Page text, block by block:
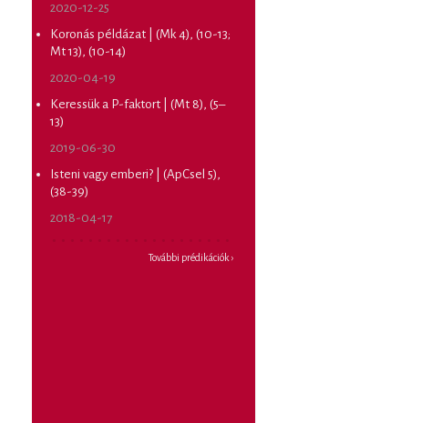
2020-12-25
Koronás példázat | (Mk 4), (10-13;
Mt 13), (10-14)
2020-04-19
Keressük a P-faktort | (Mt 8), (5–
13)
2019-06-30
Isteni vagy emberi? | (ApCsel 5),
(38-39)
2018-04-17
További prédikációk ›